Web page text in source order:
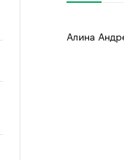
Алина